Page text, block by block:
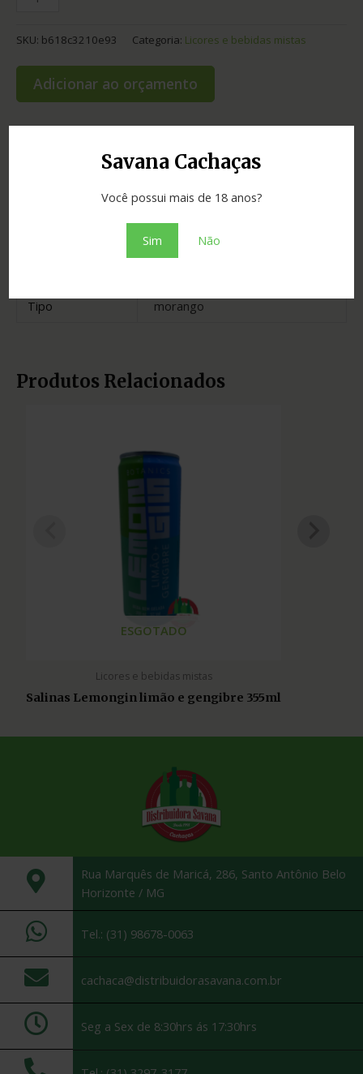
Savana Cachaças
Você possui mais de 18 anos?
Sim Não
SKU: b618c3210e93 Categoria: Licores e bebidas mistas
Adicionar ao orçamento
Informação adicional
Senador José Bento
Tipo
morango
Produtos Relacionados
ESGOTADO
Licores e bebidas mistas
Salinas Lemongin limão e gengibre 355ml
Rua Marquês de Maricá, 286, Santo Antônio Belo
Horizonte / MG
Tel.: (31) 98678-0063
cachaca@distribuidorasavana.com.br
Seg a Sex de 8:30hrs ás 17:30hrs